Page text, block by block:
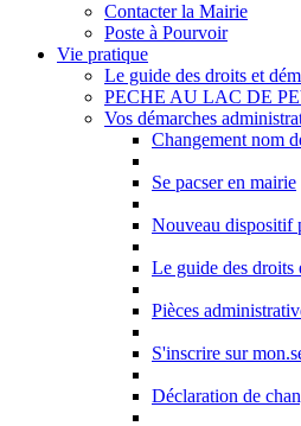
Contacter la Mairie
Poste à Pourvoir
Vie pratique
Le guide des droits et
PECHE AU LAC DE
Vos démarches
Changement nom
Se pacser en mairie
Nouveau dispositif
Le guide des droits
Pièces
S'inscrire sur
Déclaration de